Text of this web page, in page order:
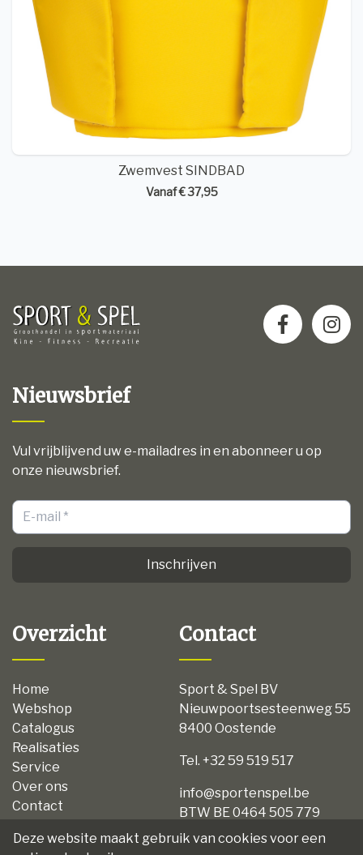
Zwemvest SINDBAD
Vanaf € 37,95
Nieuwsbrief
Vul vrijblijvend uw e-mailadres in en abonneer u op
onze nieuwsbrief.
Inschrijven
Overzicht
Home
Webshop
Catalogus
Realisaties
Service
Over ons
Contact
Disclaimer
Contact
Sport & Spel BV
Nieuwpoortsesteenweg 55
8400 Oostende
Tel. +32 59 519 517
info@sportenspel.be
BTW BE 0464 505 779
Deze website maakt gebruik van cookies voor een